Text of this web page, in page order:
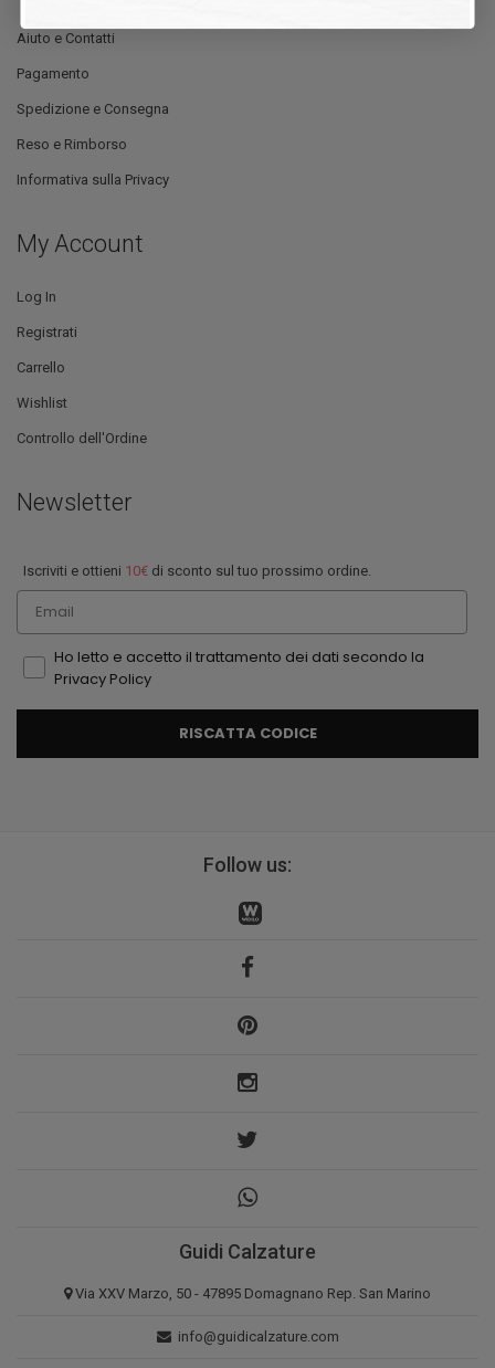
Aiuto e Contatti
Pagamento
Spedizione e Consegna
Reso e Rimborso
Informativa sulla Privacy
My Account
Log In
Registrati
Carrello
Wishlist
Controllo dell'Ordine
Newsletter
Iscriviti e ottieni 10€ di sconto sul tuo prossimo ordine.
Email
Ho letto e accetto il trattamento dei dati secondo la
Privacy Policy
RISCATTA CODICE
Follow us:
Guidi Calzature
Via XXV Marzo, 50 - 47895 Domagnano Rep. San Marino
info@guidicalzature.com